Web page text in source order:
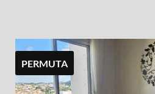
PERMUTA